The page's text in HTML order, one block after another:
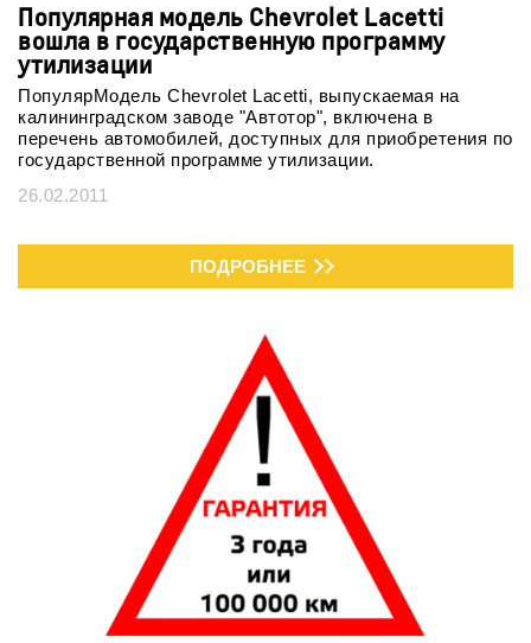
Популярная модель Chevrolet Lacetti
вошла в государственную программу
утилизации
ПопулярМодель Chevrolet Lacetti, выпускаемая на
калининградском заводе "Автотор", включена в
перечень автомобилей, доступных для приобретения по
государственной программе утилизации.
26.02.2011
ПОДРОБНЕЕ